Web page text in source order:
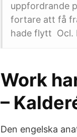
uppfordrande
fortare att få
hade flytt Ocl.
Work
–
Den engelska